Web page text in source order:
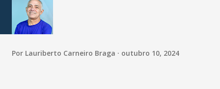
Por Lauriberto Carneiro Braga outubro 10, 2024